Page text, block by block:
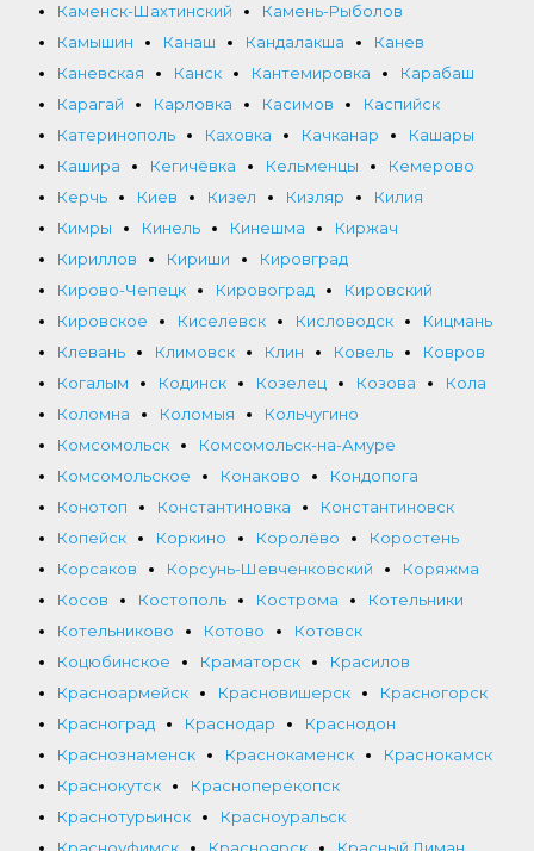
Каменск-Шахтинский
Камень-Рыболов
Камышин
Канаш Кандалакша
Канев
Каневская
Канск Кантемировка
Карабаш
Карагай
Карловка Касимов
Каспийск
Катеринополь
Каховка Качканар
Кашары
Кашира
Кегичёвка Кельменцы
Кемерово
Керчь
Киев Кизел Кизляр
Килия
Кимры
Кинель Кинешма
Киржач
Кириллов
Кириши
Кировград
Кирово-Чепецк
Кировоград
Кировский
Кировское
Киселевск Кисловодск
Кицмань
Клевань
Климовск Клин Ковель
Ковров
Когалым
Кодинск Козелец Козова
Кола
Коломна
Коломыя
Кольчугино
Комсомольск
Комсомольск-на-Амуре
Комсомольское
Конаково
Кондопога
Конотоп
Константиновка
Константиновск
Копейск
Коркино Королёво
Коростень
Корсаков
Корсунь-Шевченковский
Коряжма
Косов
Костополь Кострома
Котельники
Котельниково
Котово
Котовск
Коцюбинское
Краматорск
Красилов
Красноармейск
Красновишерск
Красногорск
Красноград
Краснодар
Краснодон
Краснознаменск
Краснокаменск
Краснокамск
Краснокутск
Красноперекопск
Краснотурьинск
Красноуральск